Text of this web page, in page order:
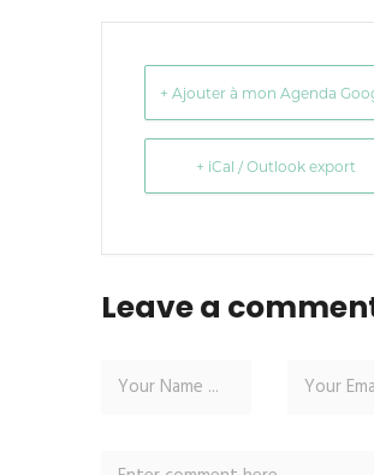
+ Ajouter à mon Agenda
+ iCal / Outlook export
Leave a